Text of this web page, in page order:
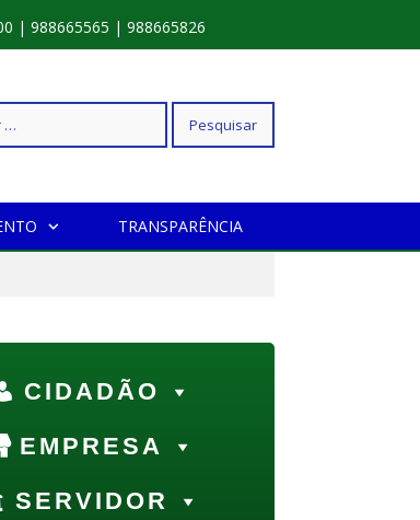
| 988665565 | 988665826
TRANSPARÊNCIA
CIDADÃO
EMPRESA
SERVIDOR